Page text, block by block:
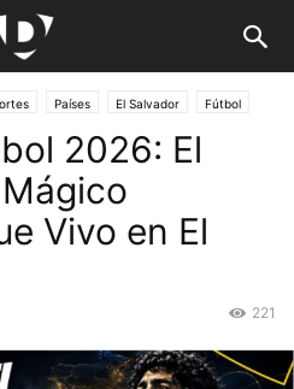
Países El Salvador Fútbol
2026: El
Vivo en El
221